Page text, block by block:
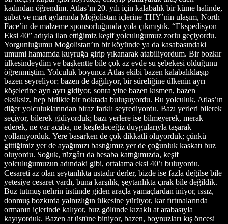
kadından öğrendim. Atlas’ın 20. yılı için kalabalık bir küme halinde,
şubat ve mart aylarında Moğolistan içlerine THY’nin ulaşım, North
Face’in de malzeme sponsorluğunda yola çıkmıştık. “Ekspedisyon
Eksi 40” adıyla ilan ettiğimiz keşif yolculuğumuz zorlu geçiyordu.
Yorgunluğumu Moğolistan’ın bir köyünde ya da kasabasındaki
umumi hamamda kuyruğa girip yıkanarak atabiliyordum. Bir bozkır
ülkesindeydim ve başkentte bile çok az evde su şebekesi olduğunu
öğrenmiştim. Yolculuk boyunca Atlas ekibi bazen kalabalıklaşıp
bazen seyreliyor; bazen de dağılıyor, bir süreliğine ülkenin ayrı
köşelerine ayrı ayrı gidiyor, sonra yine bazen kısmen, bazen
eksiksiz, hep birlikte bir noktada buluşuyordu. Bu yolculuk, Atlas’ın
diğer yolculuklarından biraz farklı seyrediyordu. Bazı yerleri bilerek
seçiyor, bilerek gidiyorduk; bazı yerlere ise bilmeyerek, merak
ederek, ne var acaba, ne keşfedeceğiz duygularıyla taşarak
yollanıyorduk. Yere basarken de çok dikkatli oluyorduk; çünkü
gittiğimiz yer de ayağımızı bastığımız yer de çoğunluk kaskatı buz
oluyordu. Soğuk, rüzgârı da hesaba kattığımızda, keşif
yolculuğumuzun adındaki gibi, ortalama eksi 40’ı buluyordu.
Cesareti az olan şeytanlıkta ustadır derler, bizde ise fazla değilse bile
yetesiye cesaret vardı, buna karşılık, şeytanlıkta çırak bile değildik.
Buz tutmuş nehrin üstünde giden araçla yamaçlardan iniyor, ıssız,
donmuş bozkırda yalnızlığın ülkesine yürüyor, kar fırtınalarında
ormanın içlerinde kalıyor, buz gölünde kızaklı at arabasıyla
kayıyorduk. Bazen at üstüne biniyor, bazen, boynuzları kış öncesi